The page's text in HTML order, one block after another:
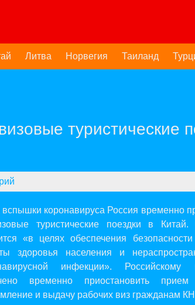
Литва Норвегия Таиланд
туристические
вспышки коронавируса Россия временно
туристические поездки в Китай.
«в целях обеспечения безопасности
здоровья населения и
инфекции».
временно приостановить прием
и выдачу рабочих виз гражданам